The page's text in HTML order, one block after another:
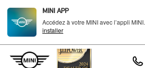
MINI APP
Accédez à votre MINI avec l’appli MINI.
installer